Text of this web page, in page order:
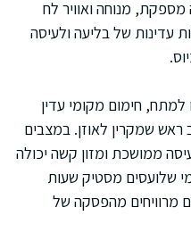
מנוחה ואוויר לח
עדינות של בליעה ולעיסה
חימום מקומי עדין
ראש שמקרין לאוזן. במצבים
ממושכת ומזון קשה יכולה
שלועסים מסטיק שעות
מרוויחים מהפסקה של